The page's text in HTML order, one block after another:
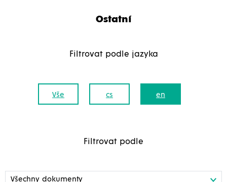
Ostatní
Filtrovat podle jazyka
Vše cs en
Filtrovat podle